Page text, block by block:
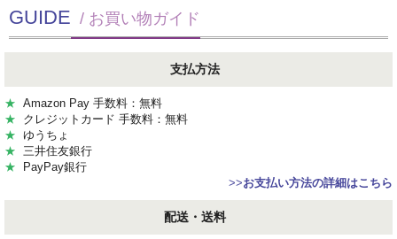
GUIDE / お買い物ガイド
支払方法
★ Amazon Pay 手数料：無料
★ クレジットカード 手数料：無料
★ ゆうちょ
★ 三井住友銀行
★ PayPay銀行
>>お支払い方法の詳細はこちら
配送・送料